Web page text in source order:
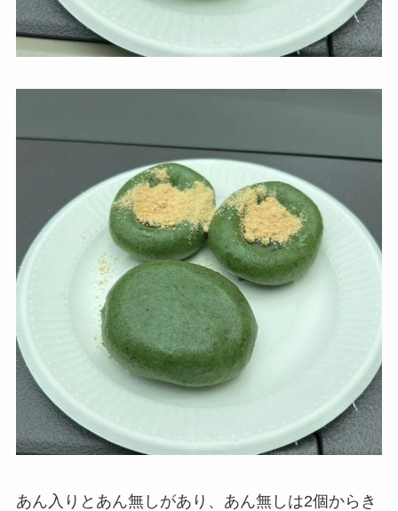
あん入りとあん無しがあり、あん無しは2個からき